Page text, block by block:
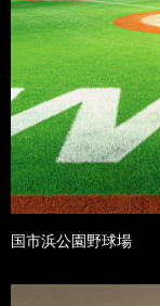
国市浜公園野球場